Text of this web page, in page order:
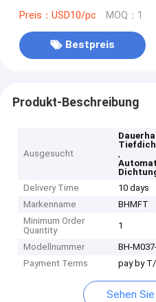
Preis：USD10/pc MOQ：1
Bestpreis
Produkt-Beschreibung
Ausgesucht
,
Delivery Time
10 days
Markenname
BHMFT
Minimum Order
Quantity
1
Modellnummer
BH-
Payment Terms
pay by
Sehen